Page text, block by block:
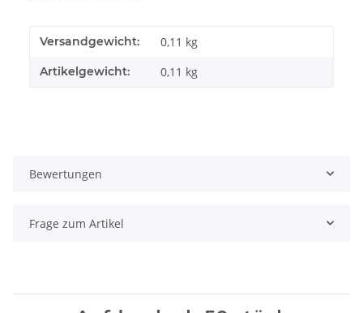
Versandgewicht: 0,11 kg
Artikelgewicht: 0,11 kg
Bewertungen
Frage zum Artikel